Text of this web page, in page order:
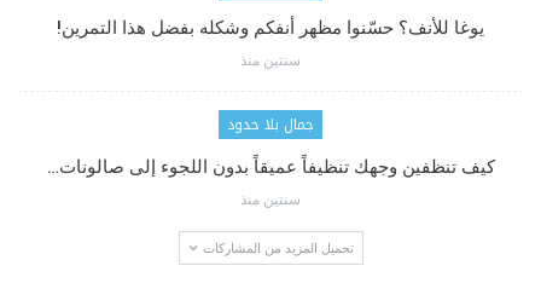
يوغا للأنف؟ حسّنوا مظهر أنفكم وشكله بفضل هذا التمرين!
سنتين منذ
جمال بلا حدود
كيف تنظفين وجهك تنظيفاً عميقاً بدون اللجوء إلى صالونات…
سنتين منذ
تحميل المزيد من المشاركات